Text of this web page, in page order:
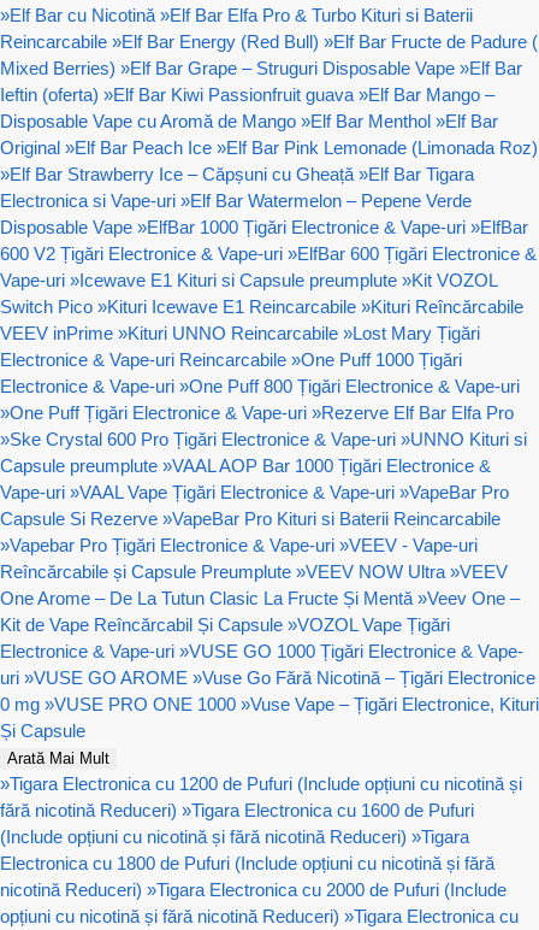
»Elf Bar cu Nicotină »Elf Bar Elfa Pro & Turbo Kituri si Baterii
Reincarcabile »Elf Bar Energy (Red Bull) »Elf Bar Fructe de Padure (
Mixed Berries) »Elf Bar Grape – Struguri Disposable Vape »Elf Bar
Ieftin (oferta) »Elf Bar Kiwi Passionfruit guava »Elf Bar Mango –
Disposable Vape cu Aromă de Mango »Elf Bar Menthol »Elf Bar
Original »Elf Bar Peach Ice »Elf Bar Pink Lemonade (Limonada Roz)
»Elf Bar Strawberry Ice – Căpșuni cu Gheață »Elf Bar Tigara
Electronica si Vape-uri »Elf Bar Watermelon – Pepene Verde
Disposable Vape »ElfBar 1000 Țigări Electronice & Vape-uri »ElfBar
600 V2 Țigări Electronice & Vape-uri »ElfBar 600 Țigări Electronice &
Vape-uri »Icewave E1 Kituri si Capsule preumplute »Kit VOZOL
Switch Pico »Kituri Icewave E1 Reincarcabile »Kituri Reîncărcabile
VEEV inPrime »Kituri UNNO Reincarcabile »Lost Mary Țigări
Electronice & Vape-uri Reincarcabile »One Puff 1000 Țigări
Electronice & Vape-uri »One Puff 800 Țigări Electronice & Vape-uri
»One Puff Țigări Electronice & Vape-uri »Rezerve Elf Bar Elfa Pro
»Ske Crystal 600 Pro Țigări Electronice & Vape-uri »UNNO Kituri si
Capsule preumplute »VAAL AOP Bar 1000 Țigări Electronice &
Vape-uri »VAAL Vape Țigări Electronice & Vape-uri »VapeBar Pro
Capsule Si Rezerve »VapeBar Pro Kituri si Baterii Reincarcabile
»Vapebar Pro Țigări Electronice & Vape-uri »VEEV - Vape-uri
Reîncărcabile și Capsule Preumplute »VEEV NOW Ultra »VEEV
One Arome – De La Tutun Clasic La Fructe Și Mentă »Veev One –
Kit de Vape Reîncărcabil Și Capsule »VOZOL Vape Țigări
Electronice & Vape-uri »VUSE GO 1000 Țigări Electronice & Vape-
uri »VUSE GO AROME »Vuse Go Fără Nicotină – Țigări Electronice
0 mg »VUSE PRO ONE 1000 »Vuse Vape – Țigări Electronice, Kituri
Și Capsule
Arată Mai Mult
»Tigara Electronica cu 1200 de Pufuri (Include opțiuni cu nicotină și
fără nicotină Reduceri) »Tigara Electronica cu 1600 de Pufuri
(Include opțiuni cu nicotină și fără nicotină Reduceri) »Tigara
Electronica cu 1800 de Pufuri (Include opțiuni cu nicotină și fără
nicotină Reduceri) »Tigara Electronica cu 2000 de Pufuri (Include
opțiuni cu nicotină și fără nicotină Reduceri) »Tigara Electronica cu